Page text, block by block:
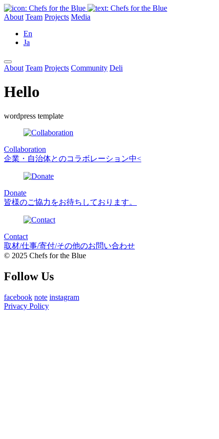
About Team Projects Media
En
Ja
About Team Projects Community Deli
Hello
wordpress template
Collaboration
企業・自治体とのコラボレーション中<
Donate
皆様のご協力をお待ちしております。
Contact
取材/仕事/寄付/その他のお問い合わせ
© 2025 Chefs for the Blue
Follow Us
facebook note instagram
Privacy Policy